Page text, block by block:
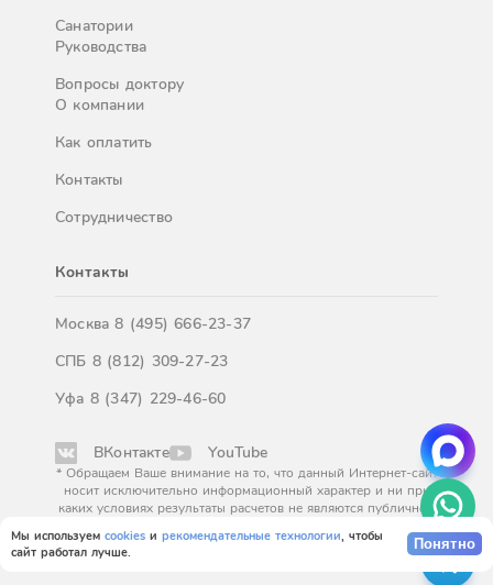
Мы используем cookies и рекомендательные технологии, чтобы
сайт работал лучше.
Понятно
Санатории
Руководства
Вопросы доктору
О компании
Как оплатить
Контакты
Сотрудничество
Контакты
Москва8 (495) 666-23-37
СПБ 8 (812) 309-27-23
Уфа 8 (347) 229-46-60
ВКонтакте YouTube
* Обращаем Ваше внимание на то, что данный Интернет-сайт
носит исключительно информационный характер и ни при
каких условиях результаты расчетов не являются публичной
Гражданского кодекса Российской Федерации. За
окончательным расчетом обращайтесь к нашим менеджерам.